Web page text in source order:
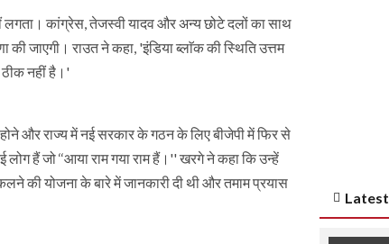
लगता। कांग्रेस, तेजस्वी यादव और अन्य छोटे दलों का साथ
जाएगी। राउत ने कहा, 'इंडिया ब्लाॅक की स्थिति उत्तम
ठीक नहीं है।'
और राज्य में नई सरकार के गठन के लिए बीजेपी में फिर से
हैं जो ‘‘आया राम गया राम हैं।'' खरगे ने कहा कि उन्हें
की योजना के बारे में जानकारी दी थी और तमाम प्रयास
Latest